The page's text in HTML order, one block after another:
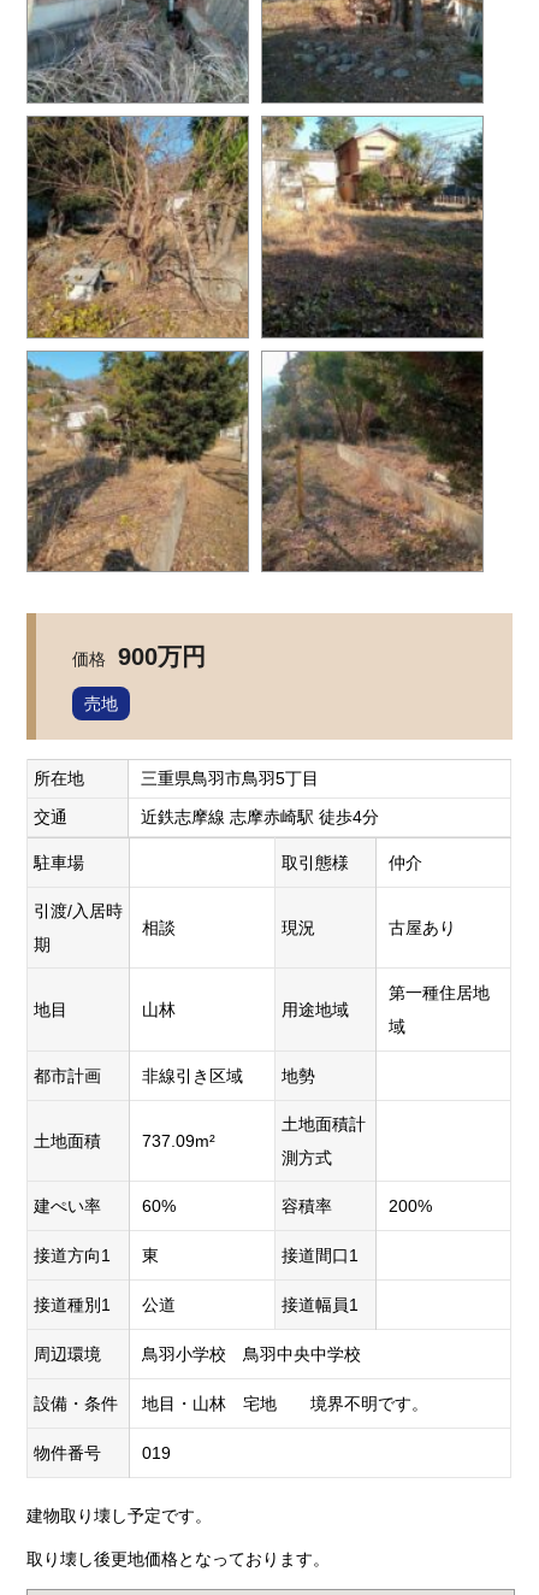
価格 900万円
売地
所在地
三重県鳥羽市鳥羽5丁目
交通
近鉄志摩線 志摩赤崎駅 徒歩4分
駐車場 取引態様 仲介
引渡/入居時
期
相談 現況 古屋あり
地目 山林 用途地域
第一種住居地
域
都市計画 非線引き区域 地勢
土地面積 737.09m²
土地面積計
測方式
建ぺい率 60% 容積率 200%
接道方向1 東 接道間口1
接道種別1 公道 接道幅員1
周辺環境 鳥羽小学校 鳥羽中央中学校
設備・条件 地目・山林 宅地 境界不明です。
物件番号 019
建物取り壊し予定です。
取り壊し後更地価格となっております。